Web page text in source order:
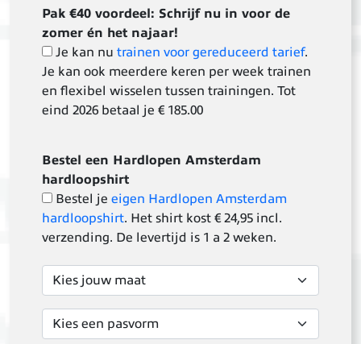
Pak €40 voordeel: Schrijf nu in voor de
zomer én het najaar!
Je kan nu trainen voor gereduceerd tarief.
Je kan ook meerdere keren per week trainen
en flexibel wisselen tussen trainingen. Tot
eind 2026 betaal je € 185.00
Bestel een Hardlopen Amsterdam
hardloopshirt
Bestel je eigen Hardlopen Amsterdam
hardloopshirt. Het shirt kost € 24,95 incl.
verzending. De levertijd is 1 a 2 weken.